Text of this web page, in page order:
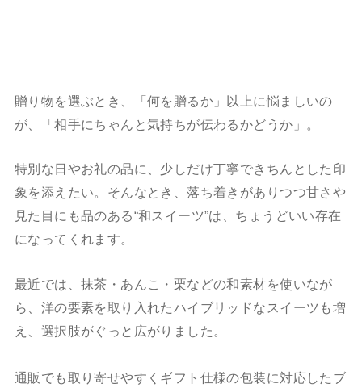
贈り物を選ぶとき、「何を贈るか」以上に悩ましいの
が、「相手にちゃんと気持ちが伝わるかどうか」。
特別な日やお礼の品に、少しだけ丁寧できちんとした印
象を添えたい。そんなとき、落ち着きがありつつ甘さや
見た目にも品のある“和スイーツ”は、ちょうどいい存在
になってくれます。
最近では、抹茶・あんこ・栗などの和素材を使いなが
ら、洋の要素を取り入れたハイブリッドなスイーツも増
え、選択肢がぐっと広がりました。
通販でも取り寄せやすくギフト仕様の包装に対応したブ